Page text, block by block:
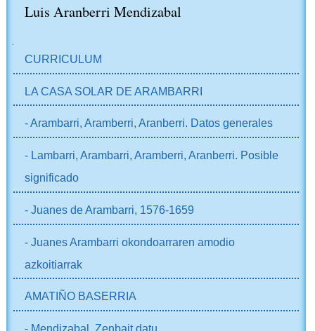
Luis Aranberri Mendizabal
CURRICULUM
LA CASA SOLAR DE ARAMBARRI
- Arambarri, Aramberri, Aranberri. Datos generales
- Lambarri, Arambarri, Aramberri, Aranberri. Posible
significado
- Juanes de Arambarri, 1576-1659
- Juanes Arambarri okondoarraren amodio
azkoitiarrak
AMATIÑO BASERRIA
- Mendizabal. Zenbait datu